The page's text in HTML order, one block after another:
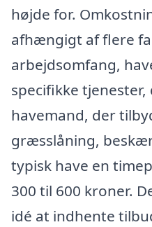
højde for.
afhængigt af flere
arbejdsomfang,
specifikke
havemand, der
græsslåning,
typisk have en
300 til 600 kroner.
idé at indhente